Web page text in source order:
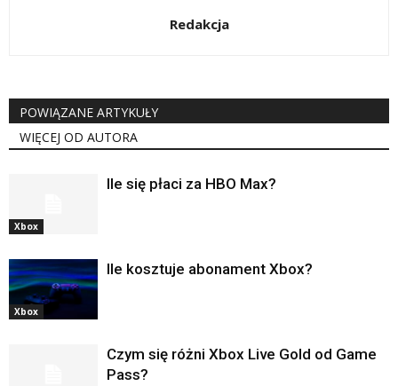
Redakcja
POWIĄZANE ARTYKUŁY
WIĘCEJ OD AUTORA
Xbox
Ile się płaci za HBO Max?
Xbox
Ile kosztuje abonament Xbox?
Czym się różni Xbox Live Gold od Game
Pass?